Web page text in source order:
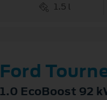
1.5 l
Ford
1.0 EcoBoost 92